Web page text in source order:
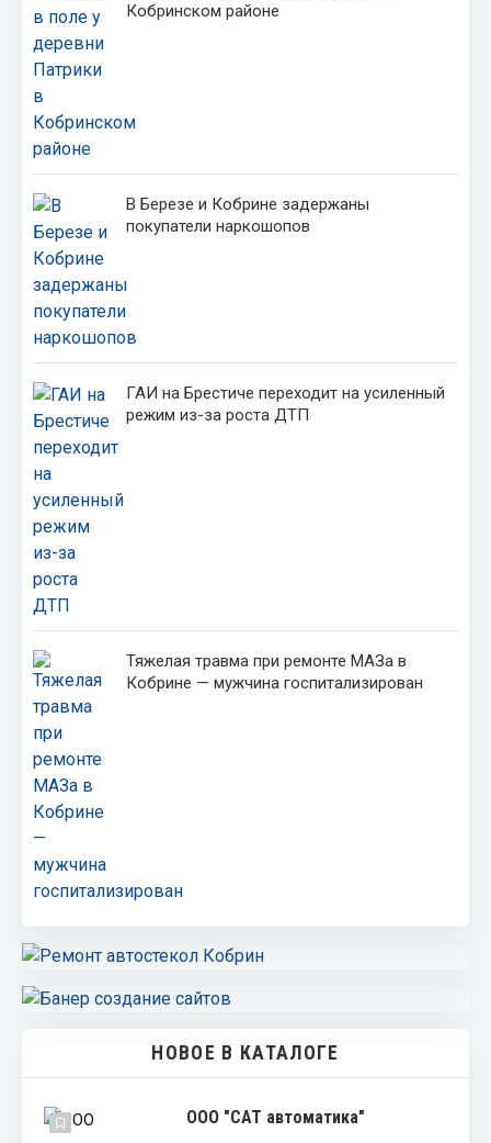
Кобринском районе
В Березе и Кобрине задержаны
покупатели наркошопов
ГАИ на Брестиче переходит на усиленный
режим из-за роста ДТП
Тяжелая травма при ремонте МАЗа в
Кобрине — мужчина госпитализирован
НОВОЕ В КАТАЛОГЕ
ООО "САТ автоматика"